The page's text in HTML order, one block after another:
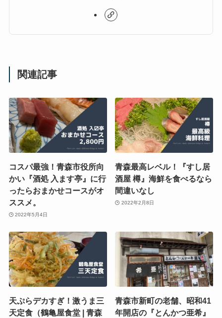
関連記事
コスパ最強！青森市役所向
かい『酒処 入ます亭』に行
ったらおまかせコースがオ
ススメ。
2022年5月4日
青森最高レベル！『すし居
酒屋 樽』海鮮を食べるなら
間違いなし
2022年2月8日
天ぷらデカすぎ！激うま三
天定食（鶴亀屋食堂 | 青森
青森市新町の老舗、昭和41
年開店の『とんかつ亜希』